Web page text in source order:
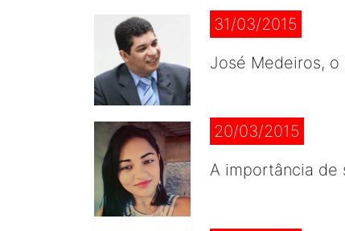
31/03/2015
José Medeiros,
20/03/2015
A importância de